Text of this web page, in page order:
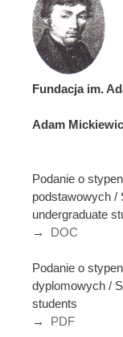
Fundacja im.
Adam
Podanie o
podstawowych /
undergraduate
→ DOC
Podanie o
dyplomowych /
students
→ PDF